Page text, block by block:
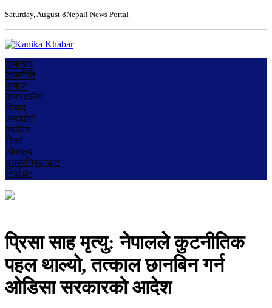
Saturday, August 8Nepali News Portal
समाचार
राजनीति
समाज
सम्पादकीय
विचार
अन्तर्वार्ता
साहित्य
शिक्षा
खेलकुद
पत्रपत्रिकाबाट
निर्वाचन
प्रिसा साह मृत्यु: नेपालले कुटनीतिक
पहल थाल्यो, तत्काल छानबिन गर्न
ओडिसा सरकारको आदेश